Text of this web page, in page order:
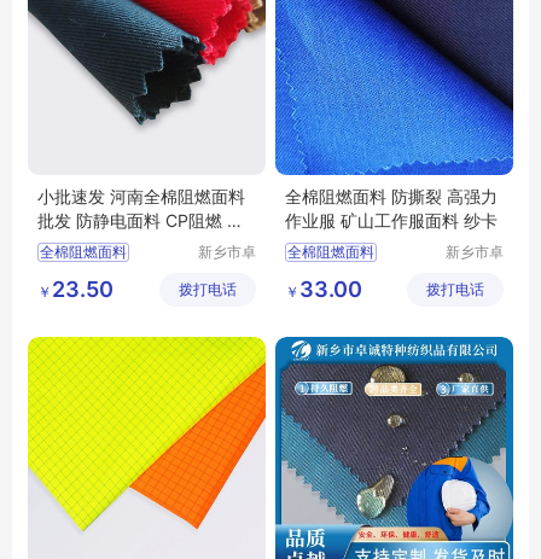
小批速发 河南全棉阻燃面料
批发 防静电面料 CP阻燃 舒
适透气 健康环保
全棉阻燃面料
阻燃防静电面料
新乡市卓
织品有限
￥ 23.50 拨打电话
全棉阻燃面料 防撕裂 高强力
作业服 矿山工作服面料 纱卡
全棉阻燃面料
耐磨布 工作服面料
新乡市卓
织品有限
￥ 33.00 拨打电话